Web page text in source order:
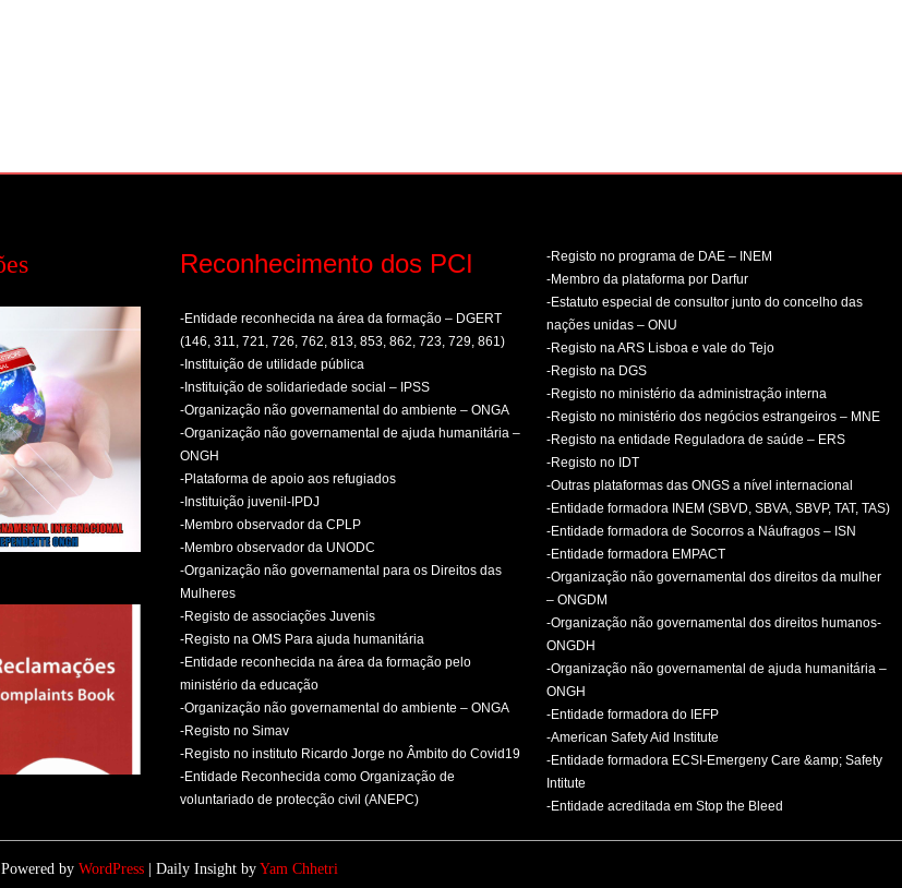
Reconhecimento dos PCI
-Entidade reconhecida na área da formação – DGERT
(146, 311, 721, 726, 762, 813, 853, 862, 723, 729, 861)
-Instituição de utilidade pública
-Instituição de solidariedade social – IPSS
-Organização não governamental do ambiente – ONGA
-Organização não governamental de ajuda humanitária –
ONGH
-Plataforma de apoio aos refugiados
-Instituição juvenil-IPDJ
-Membro observador da CPLP
-Membro observador da UNODC
-Organização não governamental para os Direitos das
Mulheres
-Registo de associações Juvenis
-Registo na OMS Para ajuda humanitária
-Entidade reconhecida na área da formação pelo
ministério da educação
-Organização não governamental do ambiente – ONGA
-Registo no Simav
-Registo no instituto Ricardo Jorge no Âmbito do Covid19
-Entidade Reconhecida como Organização de
voluntariado de protecção civil (ANEPC)
-Registo no programa de DAE – INEM
-Membro da plataforma por Darfur
-Estatuto especial de consultor junto do concelho das
nações unidas – ONU
-Registo na ARS Lisboa e vale do Tejo
-Registo na DGS
-Registo no ministério da administração interna
-Registo no ministério dos negócios estrangeiros – MNE
-Registo na entidade Reguladora de saúde – ERS
-Registo no IDT
-Outras plataformas das ONGS a nível internacional
-Entidade formadora INEM (SBVD, SBVA, SBVP, TAT, TAS)
-Entidade formadora de Socorros a Náufragos – ISN
-Entidade formadora EMPACT
-Organização não governamental dos direitos da mulher
– ONGDM
-Organização não governamental dos direitos humanos-
ONGDH
-Organização não governamental de ajuda humanitária –
ONGH
-Entidade formadora do IEFP
-American Safety Aid Institute
-Entidade formadora ECSI-Emergeny Care &amp; Safety
Intitute
-Entidade acreditada em Stop the Bleed
Powered by WordPress| Daily Insight by Yam Chhetri